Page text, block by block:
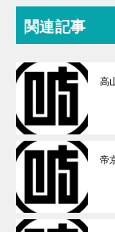
関連記事
高
帝